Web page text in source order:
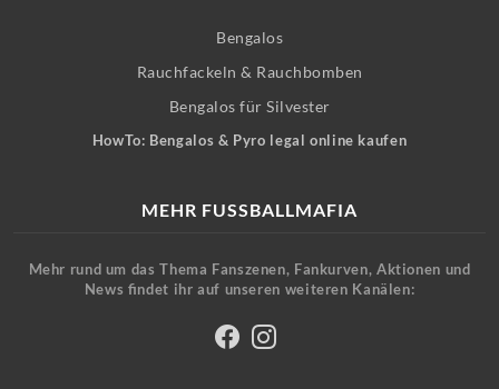
Bengalos
Rauchfackeln & Rauchbomben
Bengalos für Silvester
HowTo: Bengalos & Pyro legal online kaufen
MEHR FUSSBALLMAFIA
Mehr rund um das Thema Fanszenen, Fankurven, Aktionen und
News findet ihr auf unseren weiteren Kanälen: